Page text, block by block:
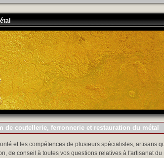
de coutellerie, ferronnerie et restauration du métal
et les compétences de plusieurs spécialistes, artisans
de conseil à toutes vos questions relatives à l'artisanat du